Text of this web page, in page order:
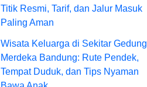
Titik Resmi, Tarif, dan Jalur Masuk
Paling Aman
Wisata Keluarga di Sekitar Gedung
Merdeka Bandung: Rute Pendek,
Tempat Duduk, dan Tips Nyaman